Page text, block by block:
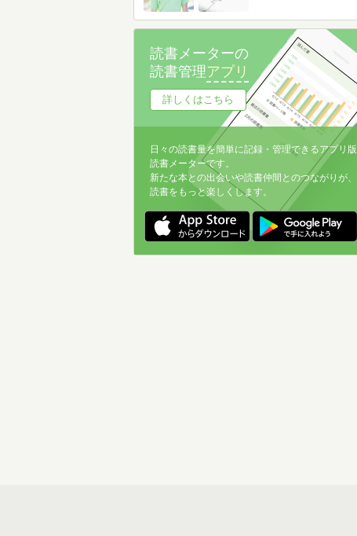
読書メーターの
読書管理アプリ
詳しくはこちら
日々の読書量を簡単に記録・管理できるアプリ版
読書メーターです。
新たな本との出会いや読書仲間とのつながりが、
読書をもっと楽しくします。